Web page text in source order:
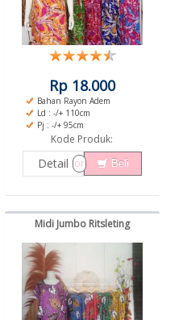
Rp 18.000
Bahan Rayon Adem
Ld : -/+ 110cm
Pj : -/+ 95cm
Kode Produk:
Detail or Beli
Midi Jumbo Ritsleting